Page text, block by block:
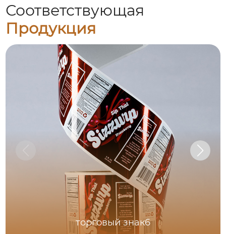
Соответствующая
Продукция
торговый знак6